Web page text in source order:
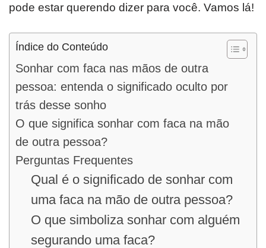
pode estar querendo dizer para você. Vamos lá!
Índice do Conteúdo
Sonhar com faca nas mãos de outra
pessoa: entenda o significado oculto por
trás desse sonho
O que significa sonhar com faca na mão
de outra pessoa?
Perguntas Frequentes
Qual é o significado de sonhar com
uma faca na mão de outra pessoa?
O que simboliza sonhar com alguém
segurando uma faca?